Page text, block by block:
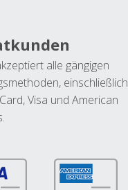
alle gängigen
einschließlich
Visa und American